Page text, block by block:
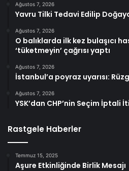
Ağustos 7, 2026
Yavru Tilki Tedavi Edilip
Ağustos 7, 2026
O balıklarda ilk kez bulaşıcı
‘tüketmeyin’ çağrısı yaptı
Ağustos 7, 2026
İstanbul’a poyraz uyarısı:
Ağustos 7, 2026
YSK’dan CHP’nin Seçim İptali
Rastgele Haberler
Temmuz 15, 2025
Aşure Etkinliğinde Birlik Mesajı